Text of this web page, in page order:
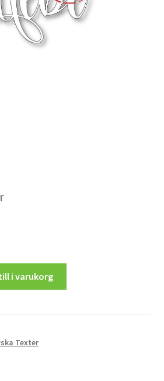
Det
är:
10.00 kr.
i varukorg
Texter